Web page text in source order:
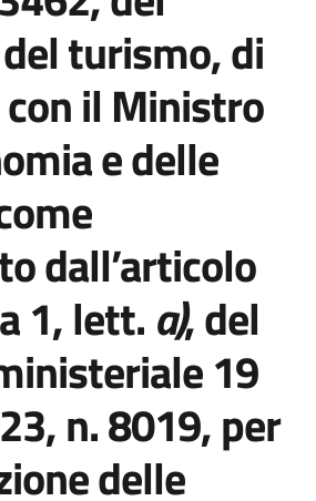
turismo, di
il Ministro
e delle
dall’articolo
1, lett.a), del
19
n. 8019, per
delle